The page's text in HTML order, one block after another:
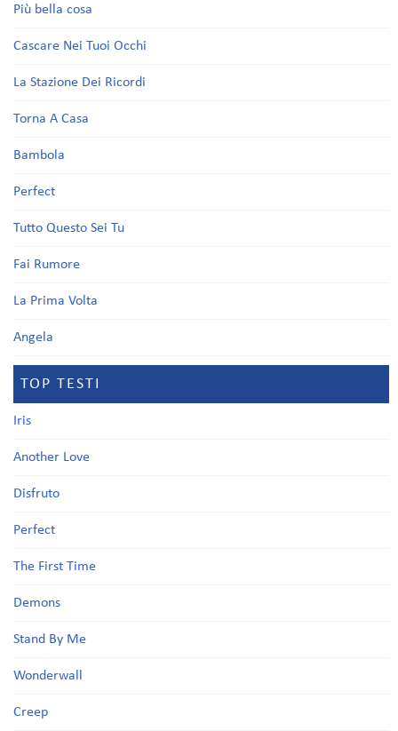
Più bella cosa
Cascare Nei Tuoi Occhi
La Stazione Dei Ricordi
Torna A Casa
Bambola
Perfect
Tutto Questo Sei Tu
Fai Rumore
La Prima Volta
Angela
TOP TESTI
Iris
Another Love
Disfruto
Perfect
The First Time
Demons
Stand By Me
Wonderwall
Creep